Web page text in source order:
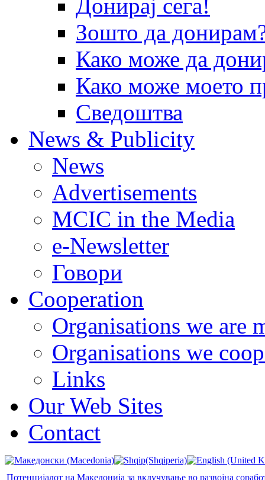
Донирај сега!
Зошто да
Како може да
Како може моето
Сведоштва
News & Publicity
News
Advertisements
MCIC in the Media
e-Newsletter
Говори
Cooperation
Organisations we are
Organisations we
Links
Our Web Sites
Contact
Потенцијалот на Македонија за вклучување во развојна